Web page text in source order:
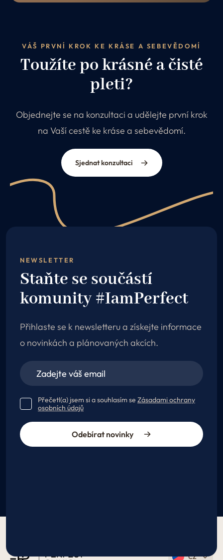
VÁŠ PRVNÍ KROK KE KRÁSE A SEBEVĚDOMÍ
Toužíte po krásné a čisté
pleti?
Objednejte se na konzultaci a udělejte první krok
na Vaší cestě ke kráse a sebevědomí.
Sjednat konzultaci
NEWSLETTER
Staňte se součástí
komunity #IamPerfect
Přihlaste se k newsletteru a získejte informace
o novinkách a plánovaných akcích.
Přečetl(a) jsem si a souhlasím se Zásadami ochrany
osobních údajů
Odebírat novinky
CZ